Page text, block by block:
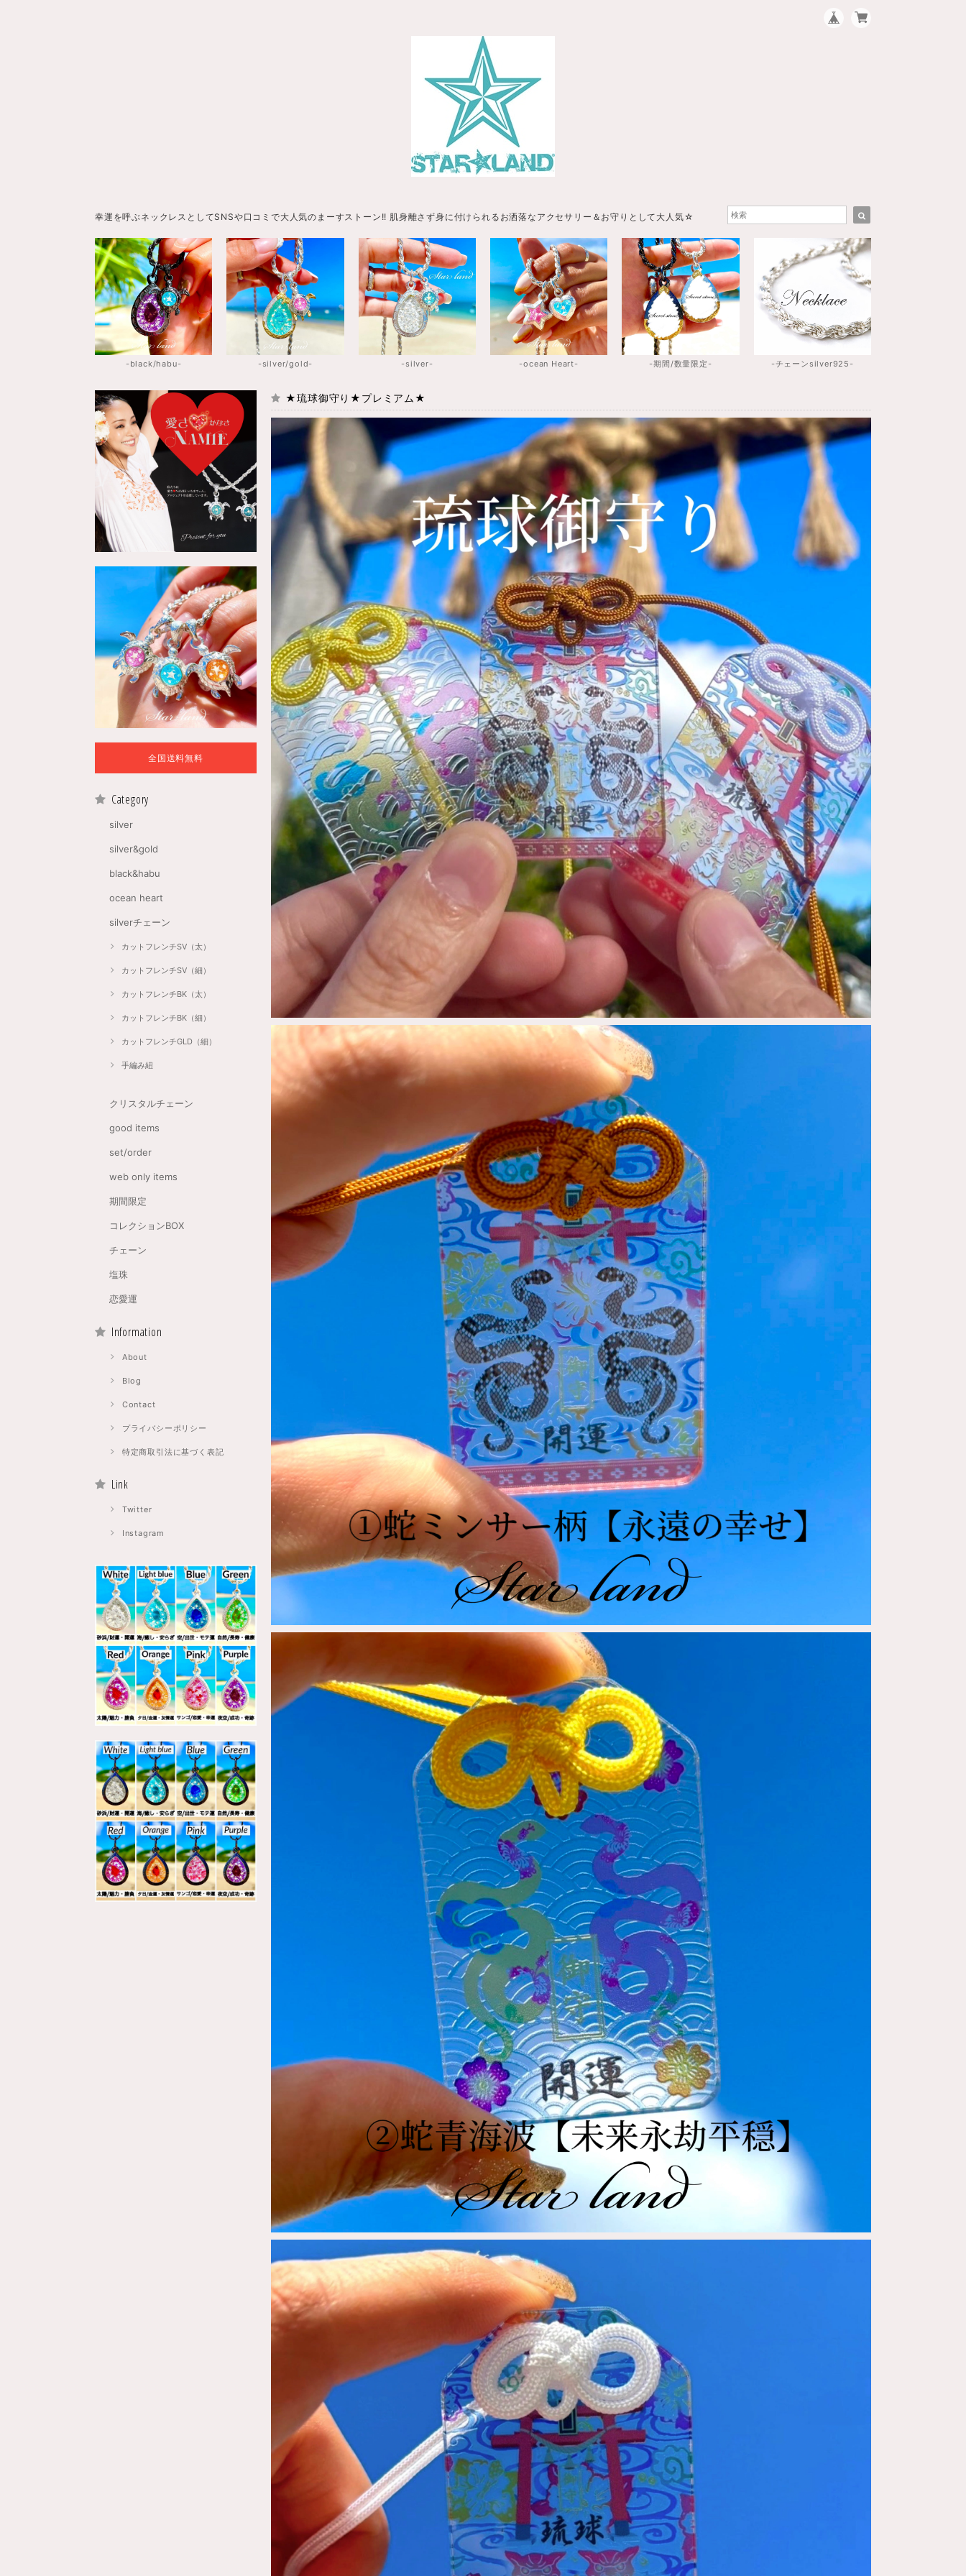
幸運を呼ぶネックレスとしてSNSや口コミで大人気のまーすストーン!! 肌身離さず身に付けられるお洒落なアクセサリー＆お守りとして大人気☆
-black/habu- -silver/gold- -silver- -ocean Heart- -期間/数量限定- -チェーンsilver925-
全国送料無料
Category
silver
silver&gold
black&habu
ocean heart
silverチェーン
カットフレンチSV（太）
カットフレンチSV（細）
カットフレンチBK（太）
カットフレンチBK（細）
カットフレンチGLD（細）
手編み紐
クリスタルチェーン
good items
set/order
web only items
期間限定
コレクションBOX
チェーン
塩珠
恋愛運
Information
About
Blog
Contact
プライバシーポリシー
特定商取引法に基づく表記
Link
Twitter
Instagram
★琉球御守り★プレミアム★